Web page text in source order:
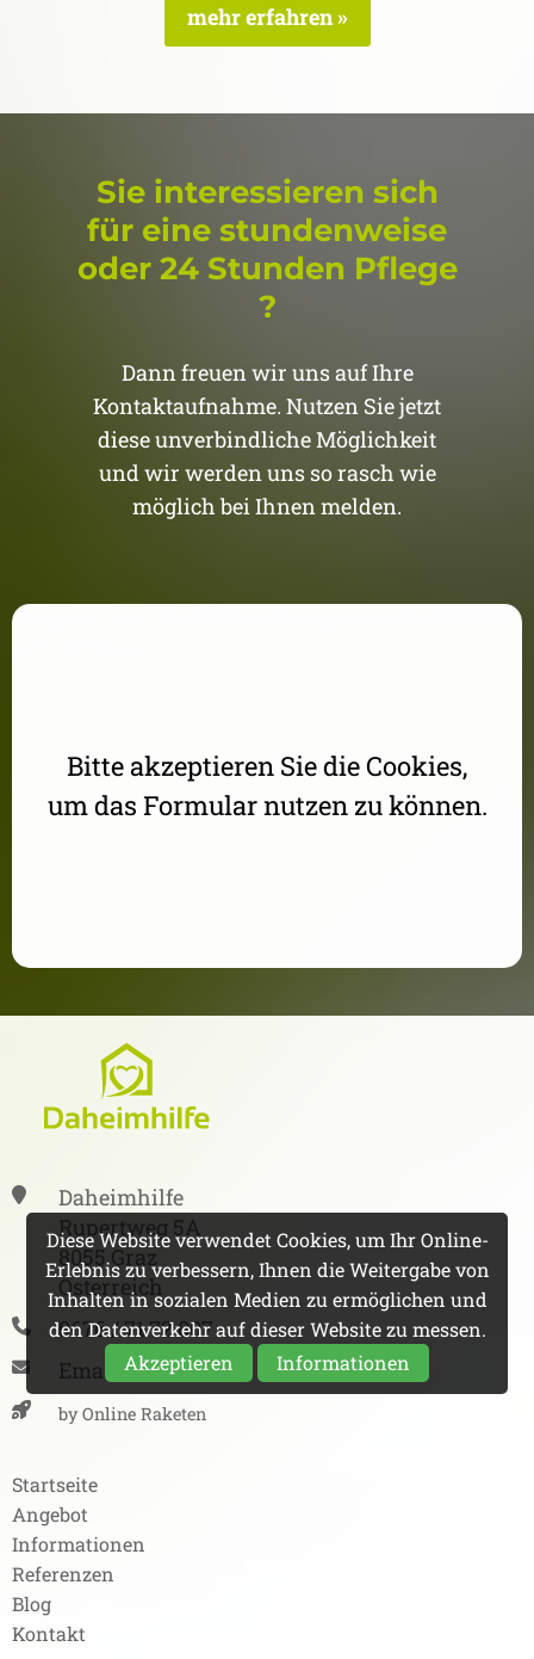
Diese Website verwendet Cookies, um Ihr Online-
Erlebnis zu verbessern, Ihnen die Weitergabe von
Inhalten in sozialen Medien zu ermöglichen und
den Datenverkehr auf dieser Website zu messen.
Akzeptieren
Informationen
mehr erfahren »
Sie interessieren sich
für eine stundenweise
oder 24 Stunden Pflege
?
Dann freuen wir uns auf Ihre
Kontaktaufnahme. Nutzen Sie jetzt
diese unverbindliche Möglichkeit
und wir werden uns so rasch wie
möglich bei Ihnen melden.
Aufgrund Ihrer DSGVO Einstellungen wird dieser Inhalt
Bitte akzeptieren Sie die Cookies,
um das Formular nutzen zu können.
Daheimhilfe
Rupertweg 5A
8055 Graz
Österreich
0676 / 71 72 007
Email
by Online Raketen
Startseite
Angebot
Informationen
Referenzen
Blog
Kontakt